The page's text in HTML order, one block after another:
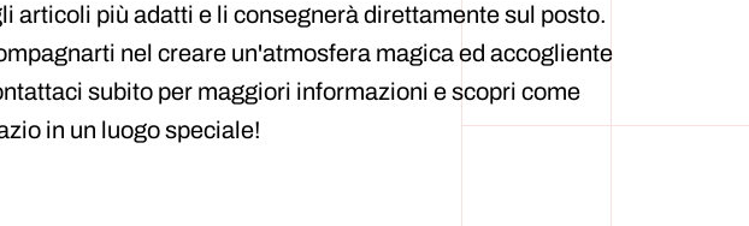
articoli più adatti e li consegnerà direttamente sul posto.
nel creare un'atmosfera magica ed accogliente
subito per maggiori informazioni e scopri come
in un luogo speciale!